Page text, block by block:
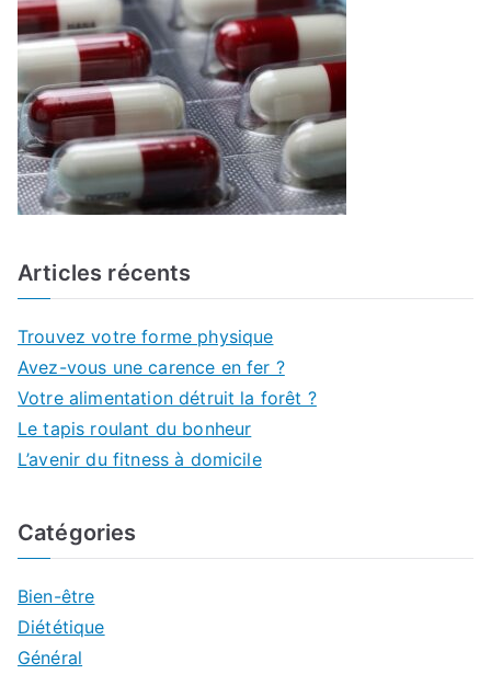
Articles récents
Trouvez votre forme physique
Avez-vous une carence en fer ?
Votre alimentation détruit la forêt ?
Le tapis roulant du bonheur
L’avenir du fitness à domicile
Catégories
Bien-être
Diététique
Général